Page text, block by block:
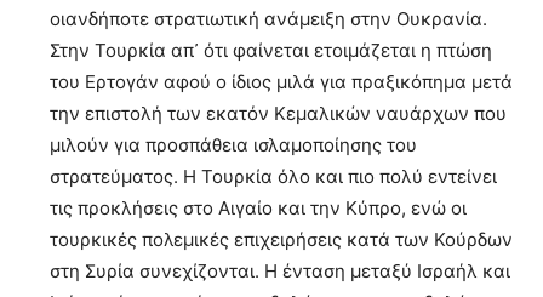
οιανδήποτε στρατιωτική ανάμειξη στην Ουκρανία.
Στην Τουρκία απ᾿ ότι φαίνεται ετοιμάζεται η πτώση
του Ερτογάν αφού ο ίδιος μιλά για πραξικόπημα μετά
την επιστολή των εκατόν Κεμαλικών ναυάρχων που
μιλούν για προσπάθεια ισλαμοποίησης του
στρατεύματος. Η Τουρκία όλο και πιο πολύ εντείνει
τις προκλήσεις στο Αιγαίο και την Κύπρο, ενώ οι
τουρκικές πολεμικές επιχειρήσεις κατά των Κούρδων
στη Συρία συνεχίζονται. Η ένταση μεταξύ Ισραήλ και